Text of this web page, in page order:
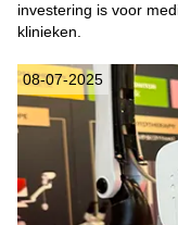
investering is voor
klinieken.
08-07-2025